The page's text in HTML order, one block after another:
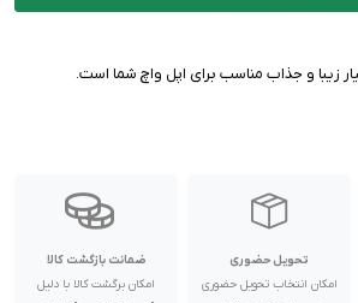
زیبا و جذاب مناسب برای اپل واچ شما است.
تحویل حضوری
امکان انتخاب تحویل حضوری
ضمانت بازگشت کالا
امکان برگشت کالا با دلیل